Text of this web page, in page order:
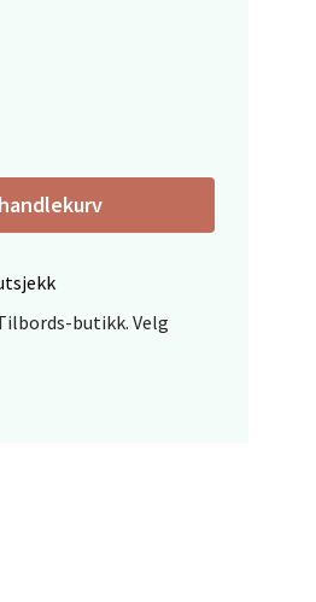
butikk. Velg